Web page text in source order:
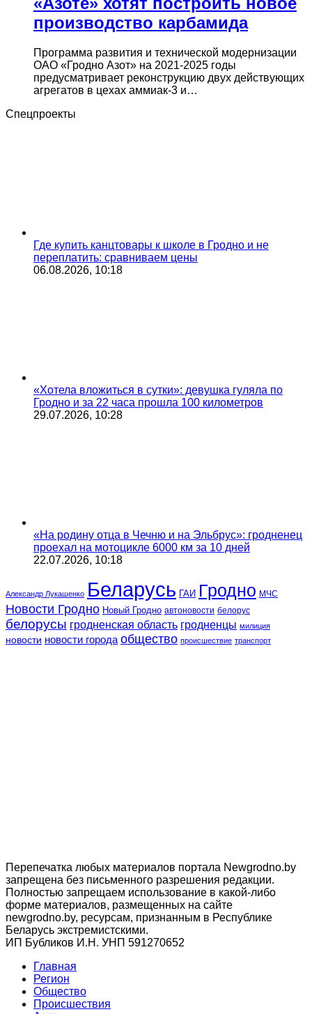
производство карбамида
Программа развития и технической модернизации
ОАО «Гродно Азот» на 2021-2025 годы
предусматривает реконструкцию двух действующих
агрегатов в цехах аммиак-3 и…
Спецпроекты
Где купить канцтовары к школе в Гродно и не
переплатить: сравниваем цены
06.08.2026, 10:18
«Хотела вложиться в сутки»: девушка гуляла по
Гродно и за 22 часа прошла 100 километров
29.07.2026, 10:28
«На родину отца в Чечню и на Эльбрус»: гродненец
проехал на мотоцикле 6000 км за 10 дней
22.07.2026, 10:18
Александр Лукашенко Беларусь ГАИ Гродно МЧС
Новости Гродно Новый Гродно автоновости белорус
белорусы гродненская область гродненцы милиция
новости новости города общество происшествие транспорт
Перепечатка любых материалов портала Newgrodno.by
запрещена без письменного разрешения редакции.
Полностью запрещаем использование в какой-либо
форме материалов, размещенных на сайте
newgrodno.by, ресурсам, признанным в Республике
Беларусь экстремистскими.
ИП Бубликов И.Н. УНП 591270652
Главная
Регион
Общество
Происшествия